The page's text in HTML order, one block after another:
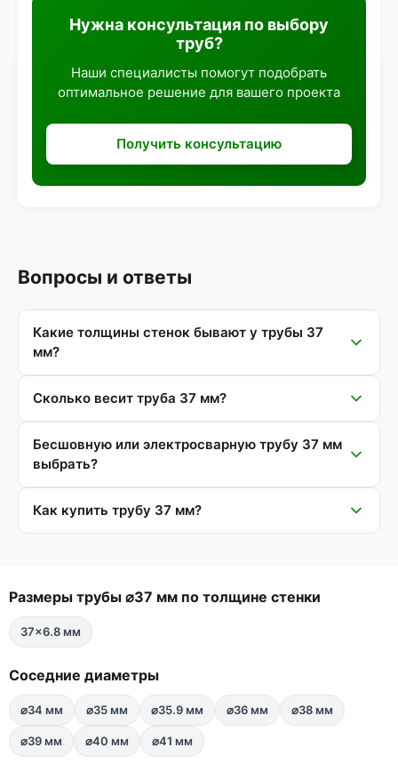
Нужна консультация по выбору
труб?
Наши специалисты помогут подобрать
оптимальное решение для вашего проекта
Получить консультацию
Вопросы и ответы
Какие толщины стенок бывают у трубы 37
мм?
Сколько весит труба 37 мм?
Бесшовную или электросварную трубу 37 мм
выбрать?
Как купить трубу 37 мм?
Размеры трубы ⌀37 мм по толщине стенки
37×6.8 мм
Соседние диаметры
⌀34 мм ⌀35 мм ⌀35.9 мм ⌀36 мм ⌀38 мм
⌀39 мм ⌀40 мм ⌀41 мм